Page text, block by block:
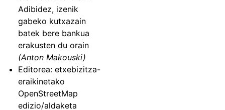
Adibidez, izenik
gabeko kutxazain
batek bere bankua
erakusten du orain
(Anton Makouski)
Editorea: etxebizitza-
eraikinetako
OpenStreetMap
edizio/aldaketa